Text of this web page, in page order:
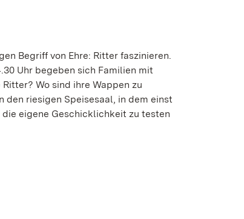
Begriff von Ehre: Ritter faszinieren.
Uhr begeben sich Familien mit
Wo sind ihre Wappen zu
den riesigen Speisesaal, in dem einst
eigene Geschicklichkeit zu testen